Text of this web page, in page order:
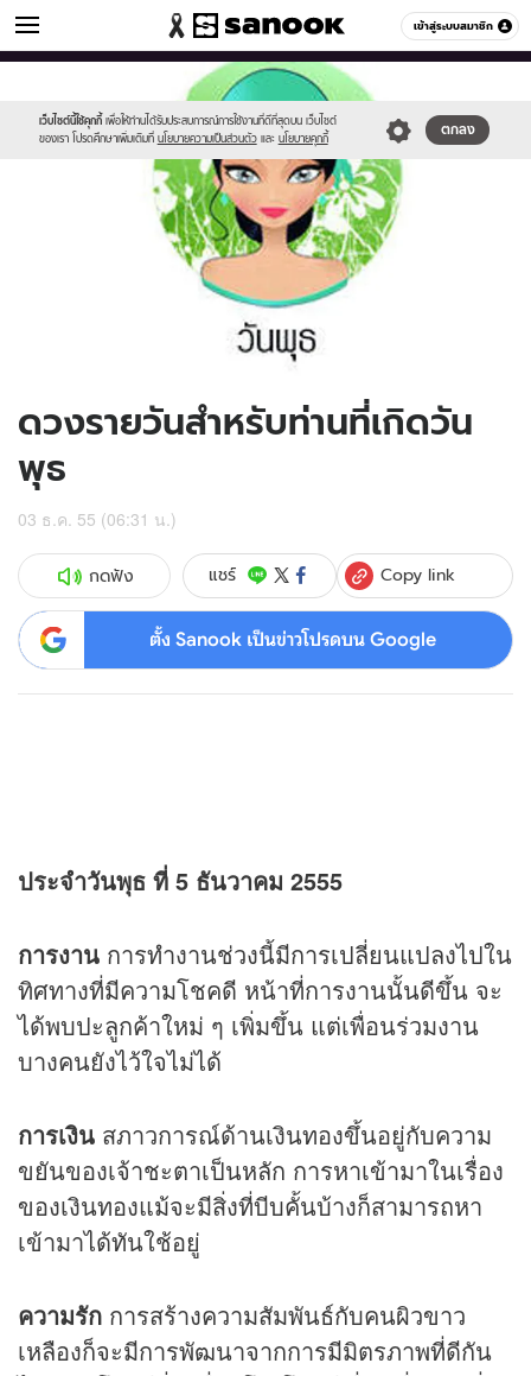
เข้าสู่ระบบสมาชิก
ดูดวง หมวดอื่นๆ
เว็บไซต์นี้ใช้คุกกี้ เพื่อให้ท่านได้รับประสบการณ์การใช้งานที่ดีที่สุดบน เว็บไซต์
ของเรา โปรดศึกษาเพิ่มเติมที่ นโยบายความเป็นส่วนตัว และ นโยบายคุกกี้
ตกลง
//s.isanook.com/sr/0/images/logo-
sanook.png
//s.isanook.com/ho/0/ud/7/38381/170-
ดวงรายวันสำหรับท่านที่เกิดวัน
พุธ
03 ธ.ค. 55 (06:31 น.)
กดฟัง แชร์ Copy link
ตั้ง Sanook เป็นข่าวโปรดบน Google
ประจำวันพุธ ที่ 5 ธันวาคม 2555
การงาน การทำงานช่วงนี้มีการเปลี่ยนแปลงไปใน
ทิศทางที่มีความโชคดี หน้าที่การงานนั้นดีขึ้น จะ
ได้พบปะลูกค้าใหม่ ๆ เพิ่มขึ้น แต่เพื่อนร่วมงาน
บางคนยังไว้ใจไม่ได้
การเงิน สภาวการณ์ด้านเงินทองขึ้นอยู่กับความ
ขยันของเจ้าชะตาเป็นหลัก การหาเข้ามาในเรื่อง
ของเงินทองแม้จะมีสิ่งที่บีบคั้นบ้างก็สามารถหา
เข้ามาได้ทันใช้อยู่
ความรัก การสร้างความสัมพันธ์กับคนผิวขาว
เหลืองก็จะมีการพัฒนาจากการมีมิตรภาพที่ดีกัน